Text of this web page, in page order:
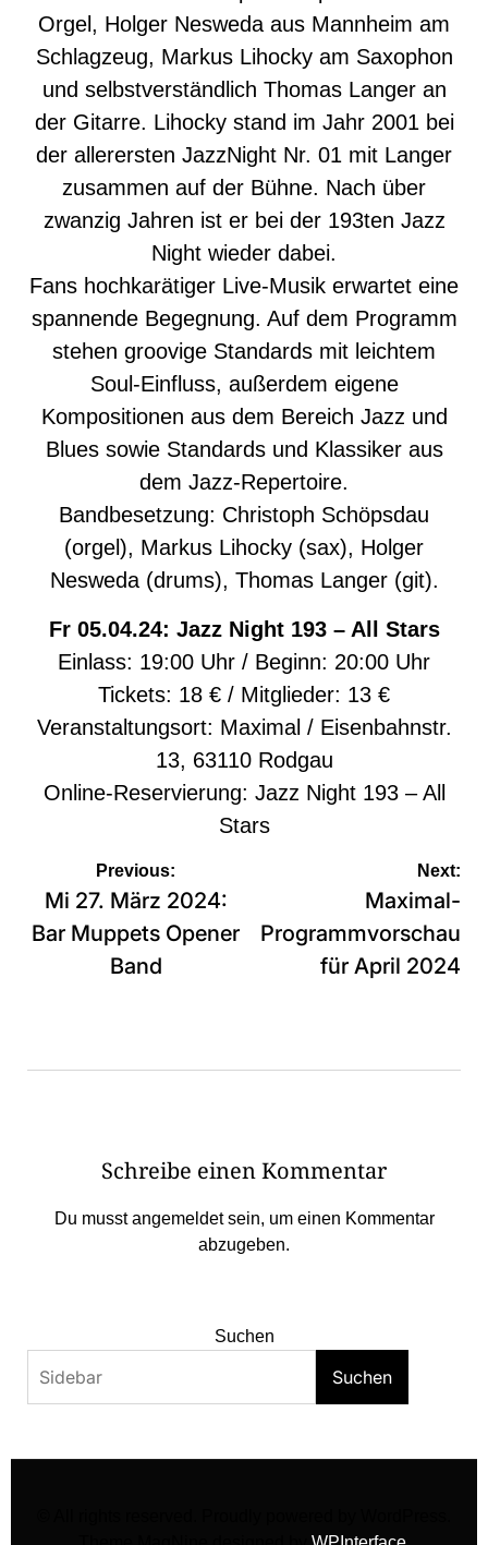
Orgel, Holger Nesweda aus Mannheim am
Schlagzeug, Markus Lihocky am Saxophon
und selbstverständlich Thomas Langer an
der Gitarre. Lihocky stand im Jahr 2001 bei
der allerersten JazzNight Nr. 01 mit Langer
zusammen auf der Bühne. Nach über
zwanzig Jahren ist er bei der 193ten Jazz
Night wieder dabei.
Fans hochkarätiger Live-Musik erwartet eine
spannende Begegnung. Auf dem Programm
stehen groovige Standards mit leichtem
Soul-Einfluss, außerdem eigene
Kompositionen aus dem Bereich Jazz und
Blues sowie Standards und Klassiker aus
dem Jazz-Repertoire.
Bandbesetzung: Christoph Schöpsdau
(orgel), Markus Lihocky (sax), Holger
Nesweda (drums), Thomas Langer (git).
Fr 05.04.24: Jazz Night 193 – All Stars
Einlass: 19:00 Uhr / Beginn: 20:00 Uhr
Tickets: 18 € / Mitglieder: 13 €
Veranstaltungsort: Maximal / Eisenbahnstr.
13, 63110 Rodgau
Online-Reservierung: Jazz Night 193 – All
Stars
Beitragsnavigation
Previous:
Mi 27. März 2024:
Bar Muppets Opener
Band
Next:
Maximal-
Programmvorschau
für April 2024
Schreibe einen Kommentar
Du musstangemeldetsein, um einen Kommentar
abzugeben.
Suchen
Suchen